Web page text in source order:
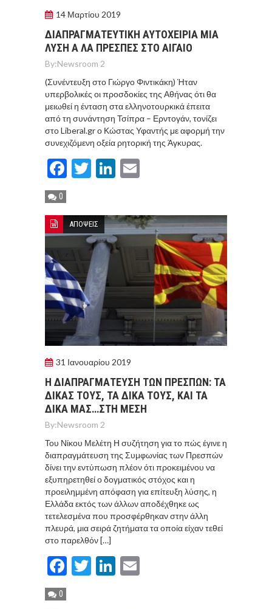
14 Μαρτίου 2019
ΔΙΑΠΡΑΓΜΑΤΕΥΤΙΚΗ ΑΥΤΟΧΕΙΡΙΑ ΜΙΑ
ΛΥΣΗ Α ΛΑ ΠΡΕΣΠΕΣ ΣΤΟ ΑΙΓΑΙΟ
By:Newsroom 2
(Συνέντευξη στο Γιώργο Φιντικάκη) Ήταν
υπερβολικές οι προσδοκίες της Αθήνας ότι θα
μειωθεί η ένταση στα ελληνοτουρκικά έπειτα
από τη συνάντηση Τσίπρα – Ερντογάν, τονίζει
στο Liberal.gr ο Κώστας Υφαντής με αφορμή την
συνεχιζόμενη οξεία ρητορική της Άγκυρας.
Facebook
TwitterLinkedIn
0
ΑΠΟΨΕΙΣ
31 Ιανουαρίου 2019
Η ΔΙΑΠΡΑΓΜΑΤΕΥΣΗ ΤΩΝ ΠΡΕΣΠΩΝ: ΤΑ
ΔΙΚΑΣ ΤΟΥΣ, ΤΑ ΔΙΚΑ ΤΟΥΣ, ΚΑΙ ΤΑ
ΔΙΚΑ ΜΑΣ…ΣΤΗ ΜΕΣΗ
By:Newsroom 2
Του Νίκου Μελέτη Η συζήτηση για το πώς έγινε η
διαπραγμάτευση της Συμφωνίας των Πρεσπών
δίνει την εντύπωση πλέον ότι προκειμένου να
εξυπηρετηθεί ο δογματικός στόχος και η
προειλημμένη απόφαση για επίτευξη λύσης, η
Ελλάδα εκτός των άλλων αποδέχθηκε ως
τετελεσμένα που προσφέρθηκαν στην άλλη
πλευρά, μια σειρά ζητήματα τα οποία είχαν τεθεί
στο παρελθόν […]
Facebook
TwitterLinkedIn
0